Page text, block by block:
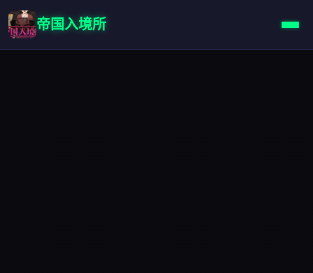
帝国入境所